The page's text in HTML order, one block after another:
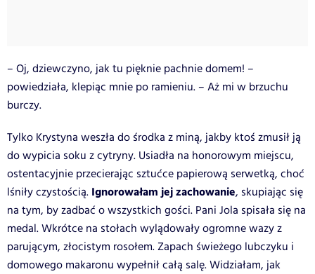
– Oj, dziewczyno, jak tu pięknie pachnie domem! –
powiedziała, klepiąc mnie po ramieniu. – Aż mi w brzuchu
burczy.
Tylko Krystyna weszła do środka z miną, jakby ktoś zmusił ją
do wypicia soku z cytryny. Usiadła na honorowym miejscu,
ostentacyjnie przecierając sztućce papierową serwetką, choć
lśniły czystością. Ignorowałam jej zachowanie, skupiając się
na tym, by zadbać o wszystkich gości. Pani Jola spisała się na
medal. Wkrótce na stołach wylądowały ogromne wazy z
parującym, złocistym rosołem. Zapach świeżego lubczyku i
domowego makaronu wypełnił całą salę. Widziałam, jak